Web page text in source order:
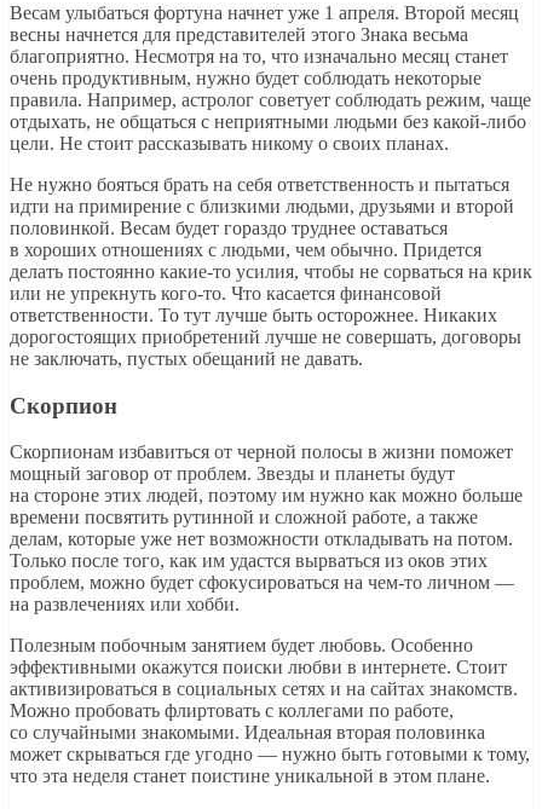
Весам улыбаться фортуна начнет уже 1 апреля. Второй месяц
весны начнется для представителей этого Знака весьма
благоприятно. Несмотря на то, что изначально месяц станет
очень продуктивным, нужно будет соблюдать некоторые
правила. Например, астролог советует соблюдать режим, чаще
отдыхать, не общаться с неприятными людьми без какой-либо
цели. Не стоит рассказывать никому о своих планах.
Не нужно бояться брать на себя ответственность и пытаться
идти на примирение с близкими людьми, друзьями и второй
половинкой. Весам будет гораздо труднее оставаться
в хороших отношениях с людьми, чем обычно. Придется
делать постоянно какие-то усилия, чтобы не сорваться на крик
или не упрекнуть кого-то. Что касается финансовой
ответственности. То тут лучше быть осторожнее. Никаких
дорогостоящих приобретений лучше не совершать, договоры
не заключать, пустых обещаний не давать.
Скорпион
Скорпионам избавиться от черной полосы в жизни поможет
мощный заговор от проблем. Звезды и планеты будут
на стороне этих людей, поэтому им нужно как можно больше
времени посвятить рутинной и сложной работе, а также
делам, которые уже нет возможности откладывать на потом.
Только после того, как им удастся вырваться из оков этих
проблем, можно будет сфокусироваться на чем-то личном —
на развлечениях или хобби.
Полезным побочным занятием будет любовь. Особенно
эффективными окажутся поиски любви в интернете. Стоит
активизироваться в социальных сетях и на сайтах знакомств.
Можно пробовать флиртовать с коллегами по работе,
со случайными знакомыми. Идеальная вторая половинка
может скрываться где угодно — нужно быть готовыми к тому,
что эта неделя станет поистине уникальной в этом плане.